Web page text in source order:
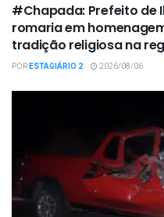
#Chapada: Prefeito de
romaria em
tradição religiosa na
PORESTAGIÁRIO 2 2026/08/06